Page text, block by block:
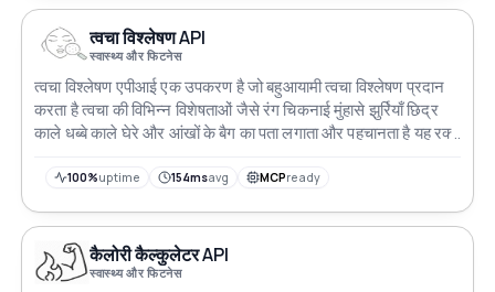
त्वचा विश्लेषण API
स्वास्थ्य और फिटनेस
त्वचा विश्लेषण एपीआई एक उपकरण है जो बहुआयामी त्वचा विश्लेषण प्रदान
करता है त्वचा की विभिन्न विशेषताओं जैसे रंग चिकनाई मुंहासे झुर्रियाँ छिद्र
काले धब्बे काले घेरे और आंखों के बैग का पता लगाता और पहचानता है यह रक्त
भी प्रदान करता है विभिन्न त्वचा की स्थितियों के निदान में सहायता करता है
100%uptime 154msavg MCPready
कैलोरी कैल्कुलेटर API
स्वास्थ्य और फिटनेस